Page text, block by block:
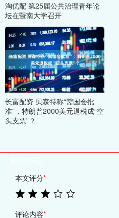
淘优配 第25届公共治理青年论
坛在暨南大学召开
长富配资 贝森特称“需国会批
准”，特朗普2000美元退税成“空
头支票”？
本文评分*
评论内容*